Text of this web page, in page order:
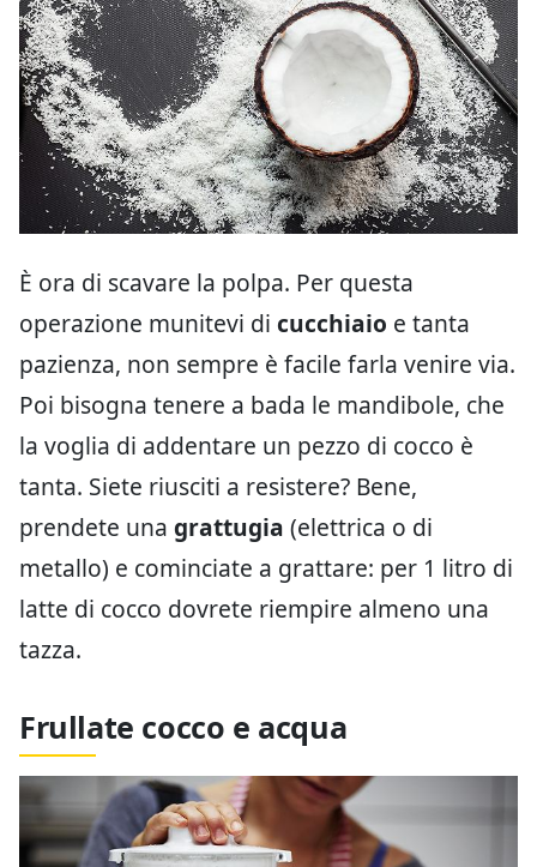
È ora di scavare la polpa. Per questa
operazione munitevi di cucchiaio e tanta
pazienza, non sempre è facile farla venire via.
Poi bisogna tenere a bada le mandibole, che
la voglia di addentare un pezzo di cocco è
tanta. Siete riusciti a resistere? Bene,
prendete una grattugia (elettrica o di
metallo) e cominciate a grattare: per 1 litro di
latte di cocco dovrete riempire almeno una
tazza.
Frullate cocco e acqua